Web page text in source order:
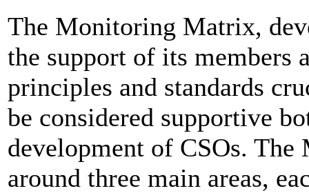
The Monitoring Matrix,
the support of its members
principles and standards
be considered supportive
development of CSOs.
around three main areas,